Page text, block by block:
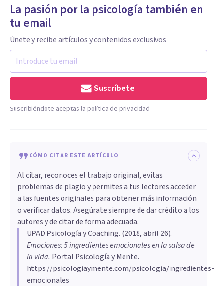
La pasión por la psicología también en
tu email
Únete y recibe artículos y contenidos exclusivos
Suscríbete
Suscribiéndote aceptas la política de privacidad
CÓMO CITAR ESTE ARTÍCULO
Al citar, reconoces el trabajo original, evitas
problemas de plagio y permites a tus lectores acceder
a las fuentes originales para obtener más información
o verificar datos. Asegúrate siempre de dar crédito a los
autores y de citar de forma adecuada.
UPAD Psicología y Coaching. (2018, abril 26).
Emociones: 5 ingredientes emocionales en la salsa de
la vida. Portal Psicología y Mente.
https://psicologiaymente.com/psicologia/ingredientes-
emocionales